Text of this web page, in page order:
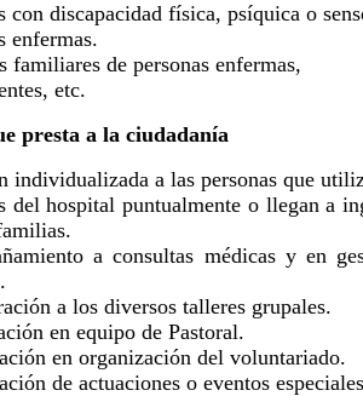
con discapacidad física, psíquica o
enfermas.
familiares de personas enfermas,
etc.
presta a la ciudadanía
individualizada a las personas que
del hospital puntualmente o llegan a
a consultas médicas y en
a los diversos talleres grupales.
en equipo de Pastoral.
en organización del voluntariado.
de actuaciones o eventos